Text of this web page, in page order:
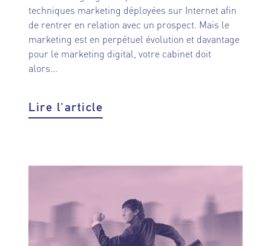
techniques marketing déployées sur Internet afin
de rentrer en relation avec un prospect. Mais le
marketing est en perpétuel évolution et davantage
pour le marketing digital, votre cabinet doit
alors...
Lire l'article